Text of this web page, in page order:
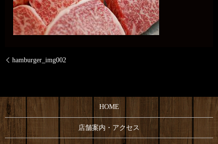
hamburger_img002
HOME
店舗案内・アクセス